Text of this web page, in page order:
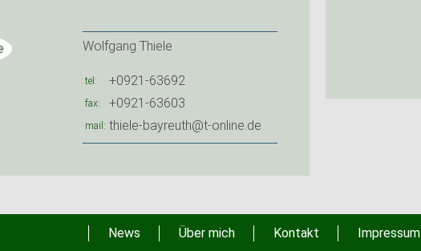
Wolfgang Thiele
tel +0921-63692
fax +0921-63603
mail thiele-bayreuth@t-online.de
News Über mich Kontakt Impressum